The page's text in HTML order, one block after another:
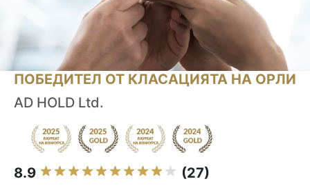
ПОБЕДИТЕЛ ОТ КЛАСАЦИЯТА НА ОРЛИ
AD HOLD Ltd.
8.9 (27)